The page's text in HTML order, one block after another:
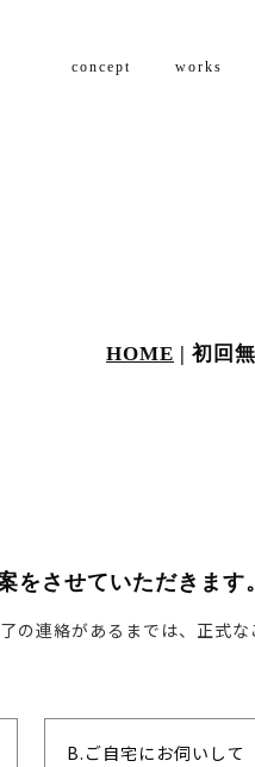
concept works
HOME | 初回
をさせていただきま
の連絡があるまでは、正式な
B.ご自宅にお伺いして